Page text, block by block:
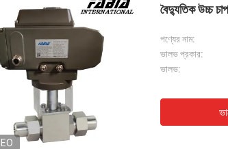
বৈদ্যুতিক উচ্চ
পণ্যের নাম:
ভালভ প্রকার:
ভালভ: